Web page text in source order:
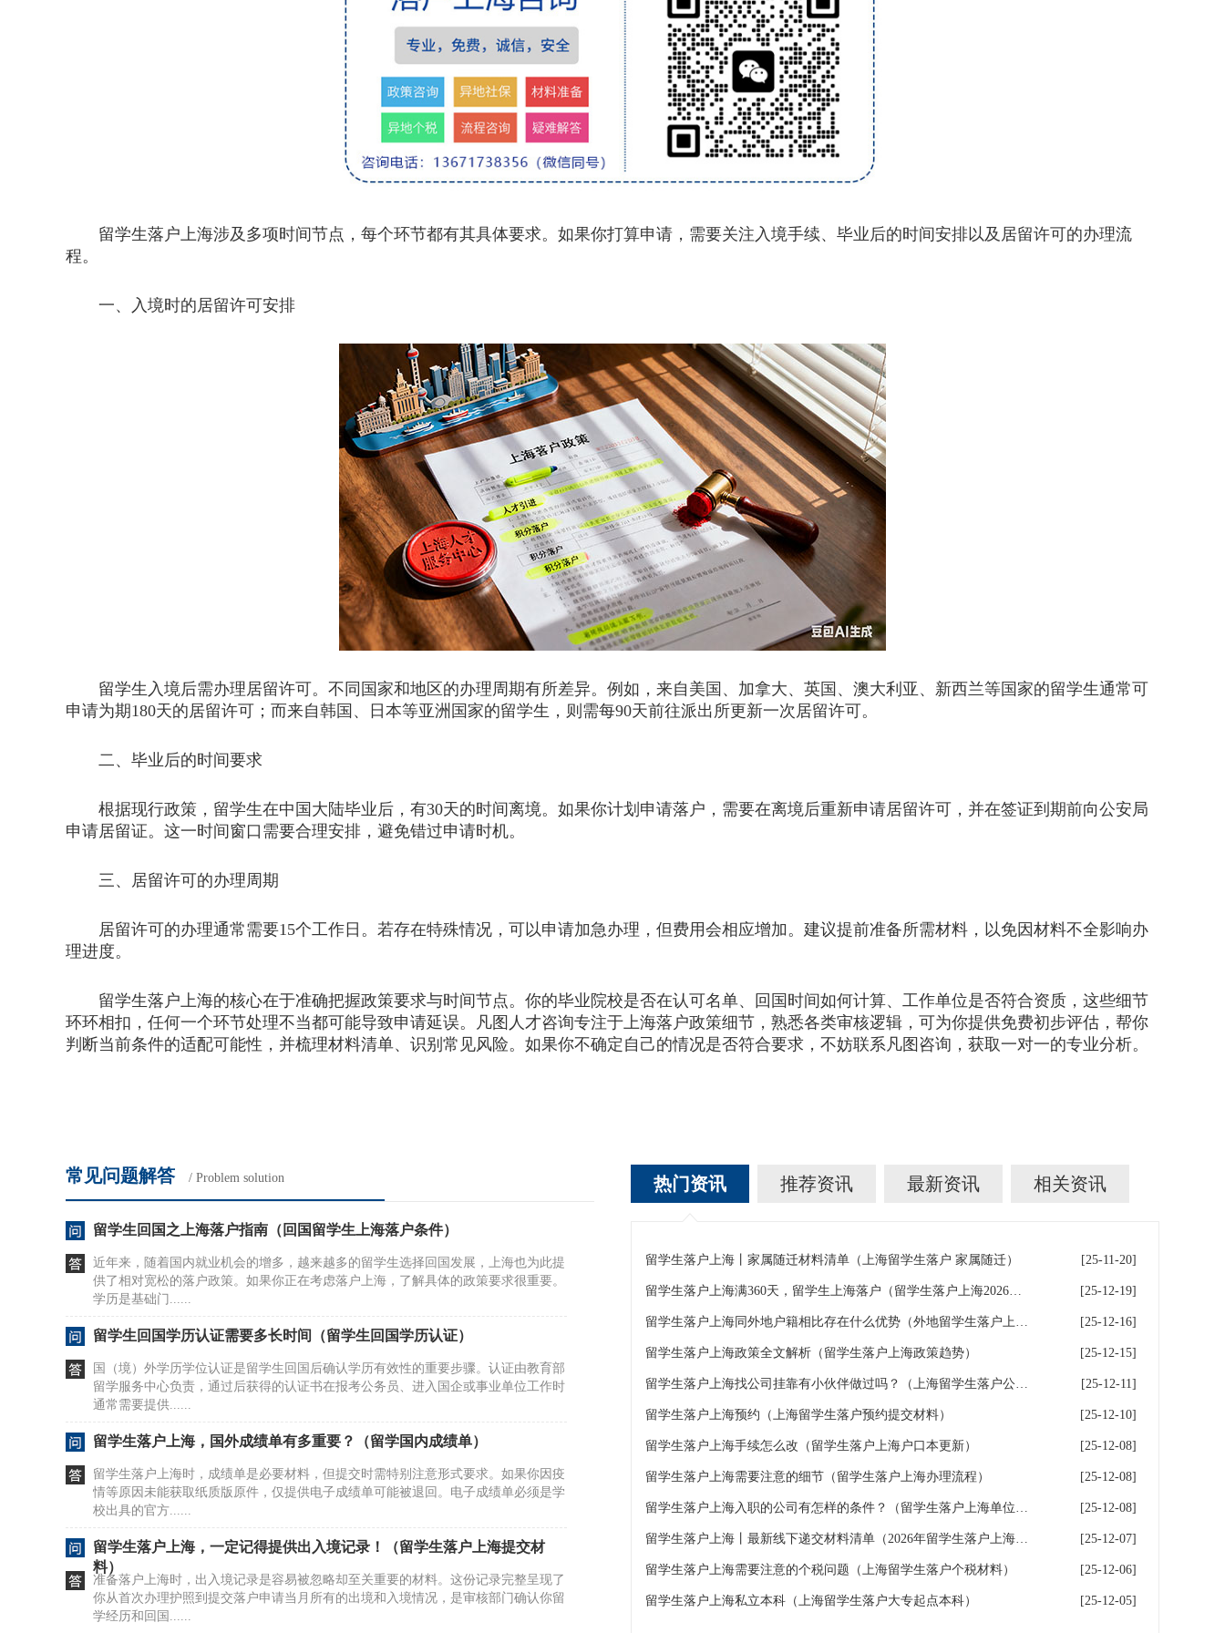
留学生落户上海涉及多项时间节点，每个环节都有其具体要求。如果你打算申请，需要关注入境手续、毕业后的时间安排以及居留许可的办理流
程。
一、入境时的居留许可安排
留学生入境后需办理居留许可。不同国家和地区的办理周期有所差异。例如，来自美国、加拿大、英国、澳大利亚、新西兰等国家的留学生通常可
申请为期180天的居留许可；而来自韩国、日本等亚洲国家的留学生，则需每90天前往派出所更新一次居留许可。
二、毕业后的时间要求
根据现行政策，留学生在中国大陆毕业后，有30天的时间离境。如果你计划申请落户，需要在离境后重新申请居留许可，并在签证到期前向公安局
申请居留证。这一时间窗口需要合理安排，避免错过申请时机。
三、居留许可的办理周期
居留许可的办理通常需要15个工作日。若存在特殊情况，可以申请加急办理，但费用会相应增加。建议提前准备所需材料，以免因材料不全影响办
理进度。
留学生落户上海的核心在于准确把握政策要求与时间节点。你的毕业院校是否在认可名单、回国时间如何计算、工作单位是否符合资质，这些细节
环环相扣，任何一个环节处理不当都可能导致申请延误。凡图人才咨询专注于上海落户政策细节，熟悉各类审核逻辑，可为你提供免费初步评估，帮你
判断当前条件的适配可能性，并梳理材料清单、识别常见风险。如果你不确定自己的情况是否符合要求，不妨联系凡图咨询，获取一对一的专业分析。
常见问题解答 / Problem solution
留学生回国之上海落户指南（回国留学生上海落户条件）
近年来，随着国内就业机会的增多，越来越多的留学生选择回国发展，上海也为此提
供了相对宽松的落户政策。如果你正在考虑落户上海，了解具体的政策要求很重要。
学历是基础门......
留学生回国学历认证需要多长时间（留学生回国学历认证）
国（境）外学历学位认证是留学生回国后确认学历有效性的重要步骤。认证由教育部
留学服务中心负责，通过后获得的认证书在报考公务员、进入国企或事业单位工作时
通常需要提供......
留学生落户上海，国外成绩单有多重要？（留学国内成绩单）
留学生落户上海时，成绩单是必要材料，但提交时需特别注意形式要求。如果你因疫
情等原因未能获取纸质版原件，仅提供电子成绩单可能被退回。电子成绩单必须是学
校出具的官方......
留学生落户上海，一定记得提供出入境记录！（留学生落户上海提交材
料）
准备落户上海时，出入境记录是容易被忽略却至关重要的材料。这份记录完整呈现了
你从首次办理护照到提交落户申请当月所有的出境和入境情况，是审核部门确认你留
学经历和回国......
热门资讯 推荐资讯 最新资讯 相关资讯
留学生落户上海丨家属随迁材料清单（上海留学生落户 家属随迁） [25-11-20]
留学生落户上海满360天，留学生上海落户（留学生落户上海2026年最新政策条件） [25-12-19]
留学生落户上海同外地户籍相比存在什么优势（外地留学生落户上海如何办理） [25-12-16]
留学生落户上海政策全文解析（留学生落户上海政策趋势） [25-12-15]
留学生落户上海找公司挂靠有小伙伴做过吗？（上海留学生落户公司名额） [25-12-11]
留学生落户上海预约（上海留学生落户预约提交材料） [25-12-10]
留学生落户上海手续怎么改（留学生落户上海户口本更新） [25-12-08]
留学生落户上海需要注意的细节（留学生落户上海办理流程） [25-12-08]
留学生落户上海入职的公司有怎样的条件？（留学生落户上海单位要求） [25-12-08]
留学生落户上海丨最新线下递交材料清单（2026年留学生落户上海流程） [25-12-07]
留学生落户上海需要注意的个税问题（上海留学生落户个税材料） [25-12-06]
留学生落户上海私立本科（上海留学生落户大专起点本科） [25-12-05]